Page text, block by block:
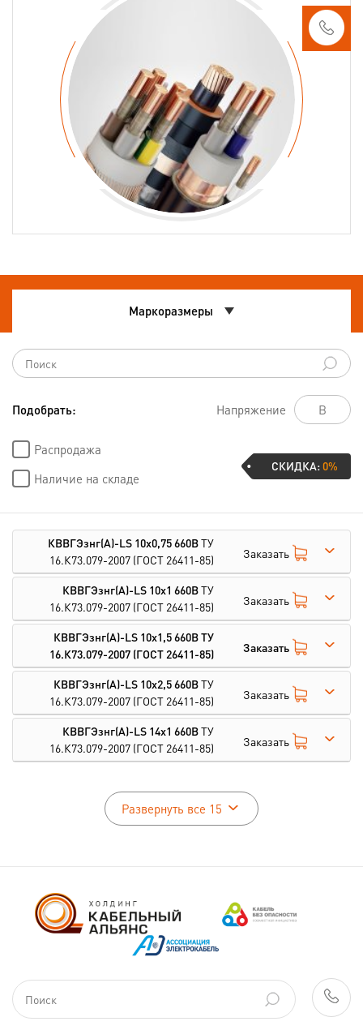
Маркоразмеры
Подобрать: Напряжение
Распродажа
Наличие на складе
СКИДКА:0%
КВВГЭзнг(А)-LS 10х0,75 660ВТУ
16.К73.079-2007 (ГОСТ 26411-85) Заказать
КВВГЭзнг(А)-LS 10х1 660ВТУ
16.К73.079-2007 (ГОСТ 26411-85) Заказать
КВВГЭзнг(А)-LS 10х1,5 660ВТУ
16.К73.079-2007 (ГОСТ 26411-85) Заказать
КВВГЭзнг(А)-LS 10х2,5 660ВТУ
16.К73.079-2007 (ГОСТ 26411-85) Заказать
КВВГЭзнг(А)-LS 14х1 660ВТУ
16.К73.079-2007 (ГОСТ 26411-85) Заказать
Развернуть все 15